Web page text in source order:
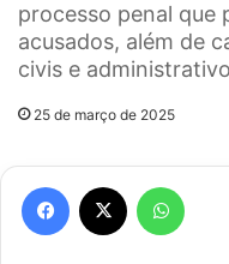
processo penal que
acusados, além de
civis e
25 de março de 2025
Facebook